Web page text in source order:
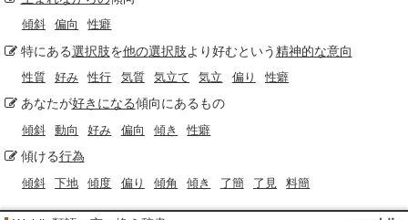
傾斜 偏向 性癖
特にある選択肢を他の選択肢より好むという精神的な意向
性質 好み 性行 気質 気立て 気立 偏り 性癖
あなたが好きになる傾向にあるもの
傾斜 動向 好み 偏向 傾き 性癖
傾ける行為
傾斜 下地 傾度 偏り 傾角 傾き 了簡 了見 料簡